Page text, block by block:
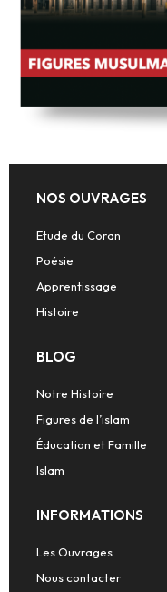
NOS OUVRAGES
Etude du Coran
Poésie
Apprentissage
Histoire
BLOG
Notre Histoire
Figures de l’islam
Éducation et Famille
Islam
INFORMATIONS
Les Ouvrages
Nous contacter